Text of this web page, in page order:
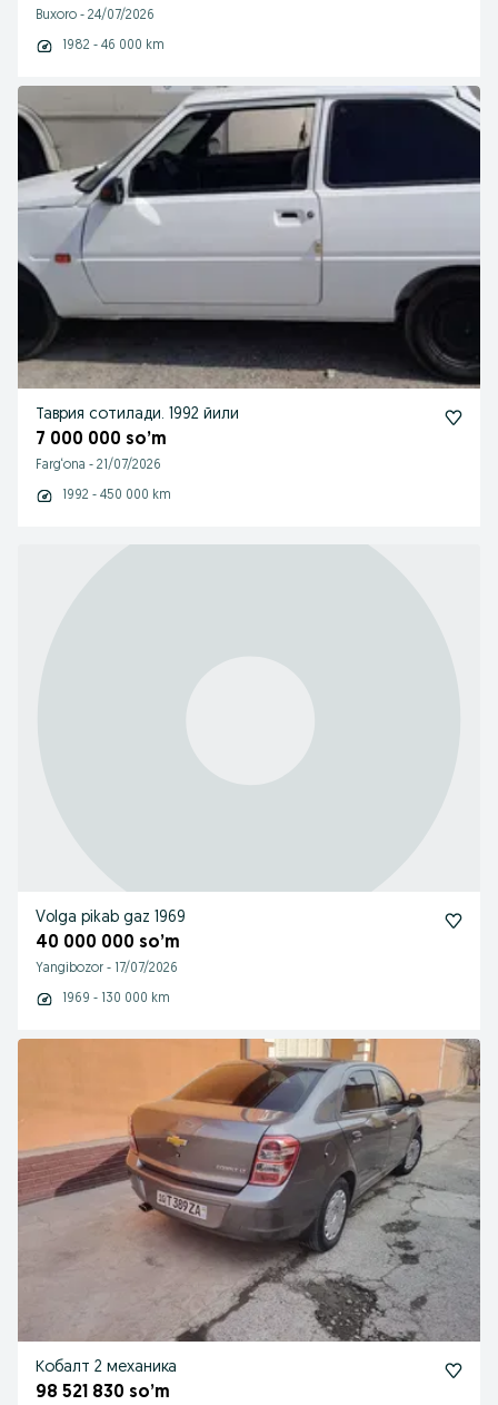
Buxoro - 24/07/2026
1982 - 46 000 km
Таврия сотилади. 1992 йили
7 000 000 so’m
Farg‘ona - 21/07/2026
1992 - 450 000 km
Volga pikab gaz 1969
40 000 000 so’m
Yangibozor - 17/07/2026
1969 - 130 000 km
Кобалт 2 механика
98 521 830 so’m